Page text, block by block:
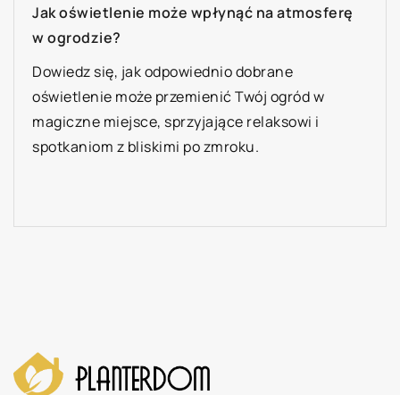
murawę przez cały rok
Odkryj najlepsze praktyki pielęgnacji trawnika,
aby cieszyć się zdrową, zieloną murawą przez
cały rok. Zobacz, jak nawadniać, nawozić i kosić
trawnik, aby zapewnić mu optymalny wzrost.